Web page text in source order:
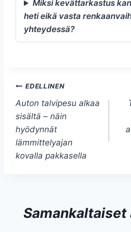
Miksi kevättarkastus
heti eikä vasta
yhteydessä?
Artikkelien
selaus
EDELLINEN
Auton talvipesu alkaa
sisältä – näin
hyödynnät
lämmittelyajan
kovalla pakkasella